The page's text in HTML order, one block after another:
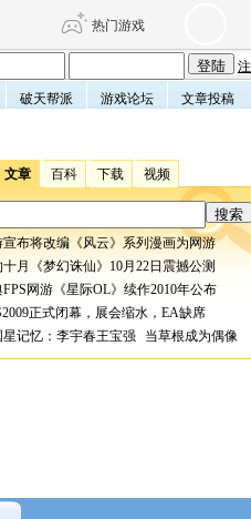
热门游戏
剑网3旗舰版 新天龙八部
诛仙世界 仙剑世界
注
破天帮派 游戏论坛 文章投稿
文章 百科 下载 视频
宣布将改编《风云》系列漫画为网游
十月《梦幻诛仙》10月22日震撼公测
FPS网游《星际OL》续作2010年公布
正式闭幕，展会缩水，EA缺席
星记忆：李宇春王宝强 当草根成为偶像